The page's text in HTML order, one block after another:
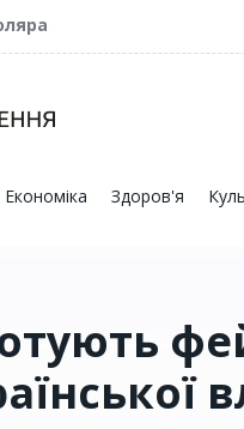
Економіка Здоров'я